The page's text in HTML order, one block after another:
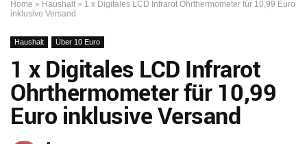
Home » Haushalt » 1 x Digitales LCD Infrarot Ohrthermometer für 10,99 Euro
inklusive Versand
Haushalt Über 10 Euro
1 x Digitales LCD Infrarot
Ohrthermometer für 10,99
Euro inklusive Versand